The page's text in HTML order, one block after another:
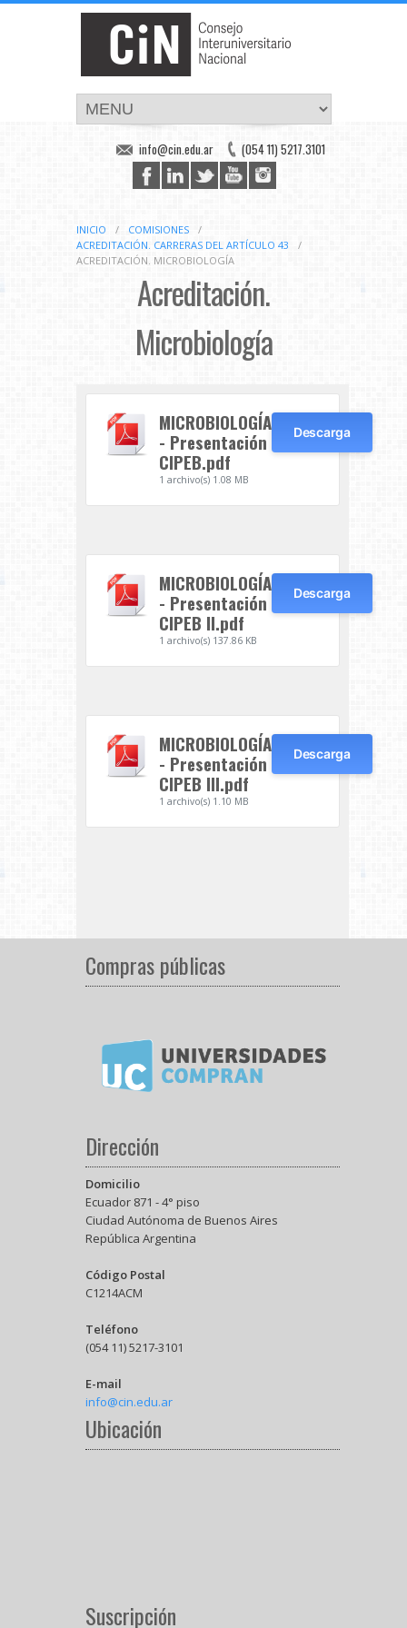
(054 11) 5217.3101
info@cin.edu.ar
INICIO / COMISIONES
/
ACREDITACIÓN. CARRERAS DEL ARTÍCULO 43
/
ACREDITACIÓN. MICROBIOLOGÍA
Acreditación.
Microbiología
MICROBIOLOGÍA
- Presentación
CIPEB.pdf
1 archivo(s) 1.08 MB
Descarga
MICROBIOLOGÍA
- Presentación
CIPEB II.pdf
1 archivo(s) 137.86 KB
Descarga
MICROBIOLOGÍA
- Presentación
CIPEB III.pdf
1 archivo(s) 1.10 MB
Descarga
Compras públicas
Dirección
Domicilio
Ecuador 871 - 4° piso
Ciudad Autónoma de Buenos Aires
República Argentina
Código Postal
C1214ACM
Teléfono
(054 11) 5217-3101
E-mail
info@cin.edu.ar
Ubicación
Suscripción